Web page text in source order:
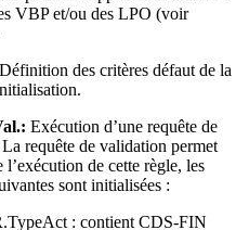
VBP et/ou des LPO (voir
des critères défaut de la
Exécution d’une requête de
requête de validation permet
l’exécution de cette règle, les
sont initialisées :
: contient CDS-FIN